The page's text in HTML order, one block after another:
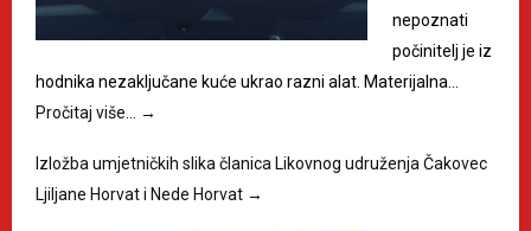
nepoznati
počinitelj je iz
hodnika nezaključane kuće ukrao razni alat. Materijalna…
Pročitaj više…
→
Izložba umjetničkih slika članica Likovnog udruženja Čakovec
Ljiljane Horvat i Nede Horvat →